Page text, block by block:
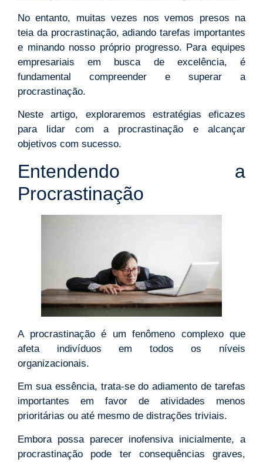
No entanto, muitas vezes nos vemos presos na
teia da procrastinação, adiando tarefas importantes
e minando nosso próprio progresso. Para equipes
empresariais em busca de excelência, é
fundamental compreender e superar a
procrastinação.
Neste artigo, exploraremos estratégias eficazes
para lidar com a procrastinação e alcançar
objetivos com sucesso.
Entendendo a
Procrastinação
A procrastinação é um fenômeno complexo que
afeta indivíduos em todos os níveis
organizacionais.
Em sua essência, trata-se do adiamento de tarefas
importantes em favor de atividades menos
prioritárias ou até mesmo de distrações triviais.
Embora possa parecer inofensiva inicialmente, a
procrastinação pode ter consequências graves,